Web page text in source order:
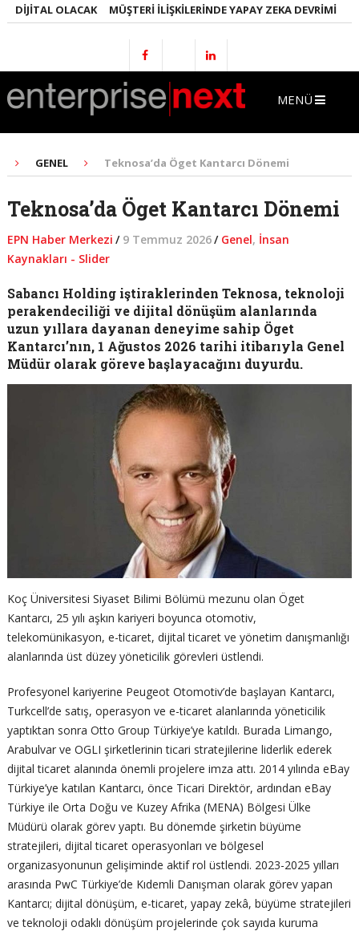
OLACAK MÜŞTERI İLIŞKILERINDE YAPAY ZEKA DEVRIMI
MENÜ
GENEL Teknosa’da Öget Kantarcı Dönemi
Teknosa’da Öget Kantarcı Dönemi
EPN Haber Merkezi / 9 Temmuz 2026/ Genel, İnsan
Kaynakları - Slider
Sabancı Holding iştiraklerinden Teknosa, teknoloji
perakendeciliği ve dijital dönüşüm alanlarında
uzun yıllara dayanan deneyime sahip Öget
Kantarcı’nın, 1 Ağustos 2026 tarihi itibarıyla Genel
Müdür olarak göreve başlayacağını duyurdu.
Koç Üniversitesi Siyaset Bilimi Bölümü mezunu olan Öget
Kantarcı, 25 yılı aşkın kariyeri boyunca otomotiv,
telekomünikasyon, e-ticaret, dijital ticaret ve yönetim danışmanlığı
alanlarında üst düzey yöneticilik görevleri üstlendi.
Profesyonel kariyerine Peugeot Otomotiv’de başlayan Kantarcı,
Turkcell’de satış, operasyon ve e-ticaret alanlarında yöneticilik
yaptıktan sonra Otto Group Türkiye’ye katıldı. Burada Limango,
Arabulvar ve OGLI şirketlerinin ticari stratejilerine liderlik ederek
dijital ticaret alanında önemli projelere imza attı. 2014 yılında eBay
Türkiye’ye katılan Kantarcı, önce Ticari Direktör, ardından eBay
Türkiye ile Orta Doğu ve Kuzey Afrika (MENA) Bölgesi Ülke
Müdürü olarak görev yaptı. Bu dönemde şirketin büyüme
stratejileri, dijital ticaret operasyonları ve bölgesel
organizasyonunun gelişiminde aktif rol üstlendi. 2023-2025 yılları
arasında PwC Türkiye’de Kıdemli Danışman olarak görev yapan
Kantarcı; dijital dönüşüm, e-ticaret, yapay zekâ, büyüme stratejileri
ve teknoloji odaklı dönüşüm projelerinde çok sayıda kuruma